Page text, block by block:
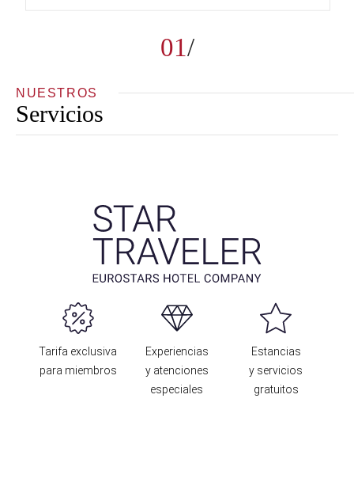
01
NUESTROS
Servicios
Tarifa exclusiva
para miembros
Experiencias
y atenciones
especiales
Estancias
y servicios
gratuitos